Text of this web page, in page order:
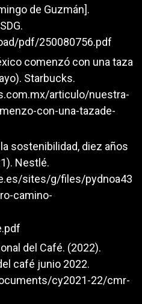
de Guzmán].
pdf/250080756.pdf
comenzó con una taza
Starbucks.
articulo/nuestra-
con-una-tazade-
sostenibilidad, diez años
Nestlé.
sites/g/files/pydnoa43
camino-
del Café. (2022).
café junio 2022.
cy2021-22/cmr-